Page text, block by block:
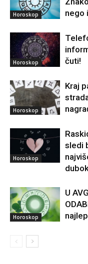
Horoskop
nego
Horoskop
čuti!
Horoskop
Kraj
Horoskop
sledi
Horoskop
U